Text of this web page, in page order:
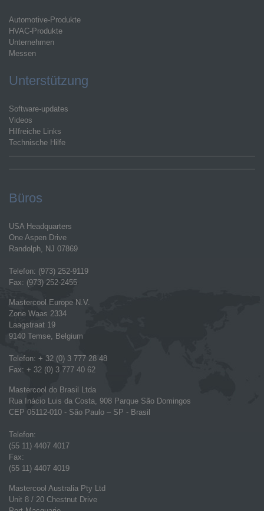
Automotive-Produkte
HVAC-Produkte
Unternehmen
Messen
Unterstützung
Software-updates
Videos
Hilfreiche Links
Technische Hilfe
Büros
USA Headquarters
One Aspen Drive
Randolph, NJ 07869
Telefon: (973) 252-9119
Fax: (973) 252-2455
Mastercool Europe N.V.
Zone Waas 2334
Laagstraat 19
9140 Temse, Belgium
Telefon: + 32 (0) 3 777 28 48
Fax: + 32 (0) 3 777 40 62
Mastercool do Brasil Ltda
Rua Inácio Luis da Costa, 908 Parque São Domingos
CEP 05112-010 - São Paulo – SP - Brasil
Telefon:
(55 11) 4407 4017
Fax:
(55 11) 4407 4019
Mastercool Australia Pty Ltd
Unit 8 / 20 Chestnut Drive